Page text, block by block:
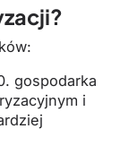
gospodarka
i